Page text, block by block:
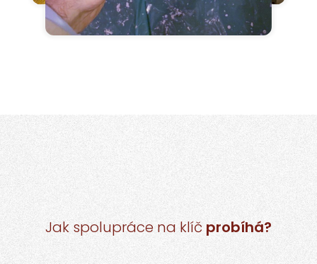
Jak spolupráce na klíč probíhá?